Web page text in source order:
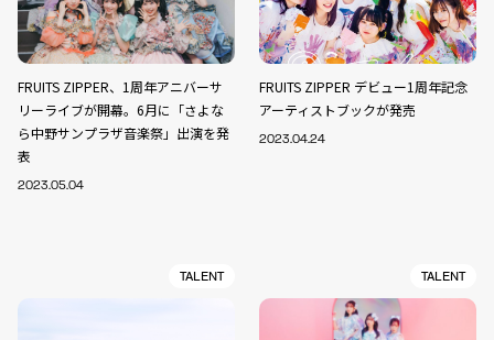
FRUITS ZIPPER、1周年アニバーサ
リーライブが開幕。6月に「さよな
ら中野サンプラザ音楽祭」出演を発
表
2023.05.04
FRUITS ZIPPER デビュー1周年記念
アーティストブックが発売
2023.04.24
TALENT TALENT